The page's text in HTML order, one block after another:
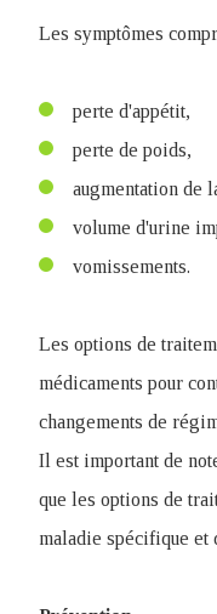
Les symptômes
perte d'appétit,
perte de poids,
augmentation de
volume d'urine
vomissements.
Les options de
médicaments pour
changements de
Il est important de
que les options de
maladie spécifique et